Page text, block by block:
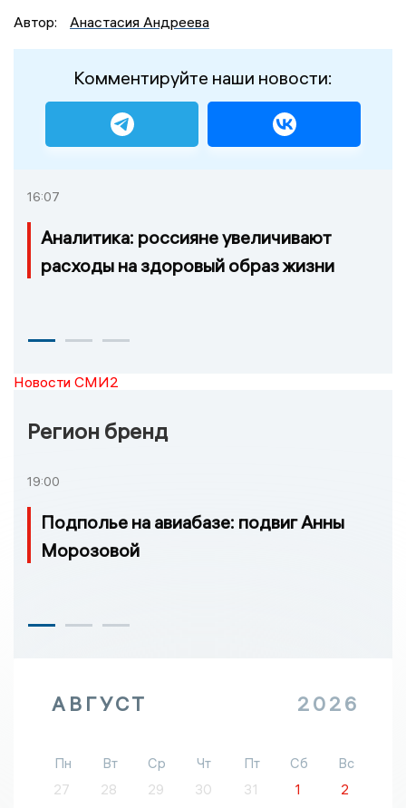
Автор:
Анастасия Андреева
Комментируйте наши новости:
16:07
Аналитика: россияне увеличивают
расходы на здоровый образ жизни
Новости СМИ2
Регион бренд
19:00
Подполье на авиабазе: подвиг Анны
Морозовой
АВГУСТ 2026
Пн Вт Ср Чт Пт Сб
Вс
27
28 29 30 31 1
2